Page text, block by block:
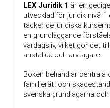
LEX Juridik 1 är en
utvecklad för juridik nivå
täcker de juridiska
en grundläggande
vardagsliv, vilket gör det
anställda och arvtagare.
Boken behandlar
familjerätt och
svenska grundlagarna